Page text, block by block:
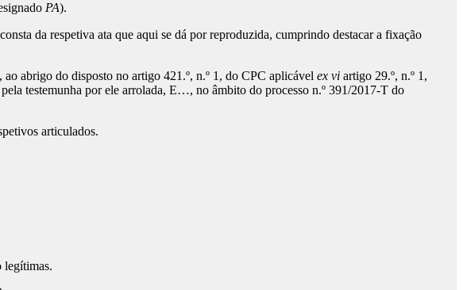
PA).
da respetiva ata que aqui se dá por reproduzida, cumprindo destacar a fixação
abrigo do disposto no artigo 421.º, n.º 1, do CPC aplicável ex vi artigo 29.º, n.º 1,
testemunha por ele arrolada, E…, no âmbito do processo n.º 391/2017-T do
articulados.